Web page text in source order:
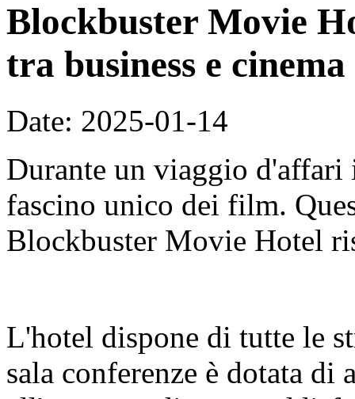
Blockbuster Movie
tra business e cinema
Date: 2025-01-14
Durante un viaggio
fascino unico dei film.
Blockbuster Movie Hotel
L'hotel dispone di tutte le
sala conferenze è dotata di